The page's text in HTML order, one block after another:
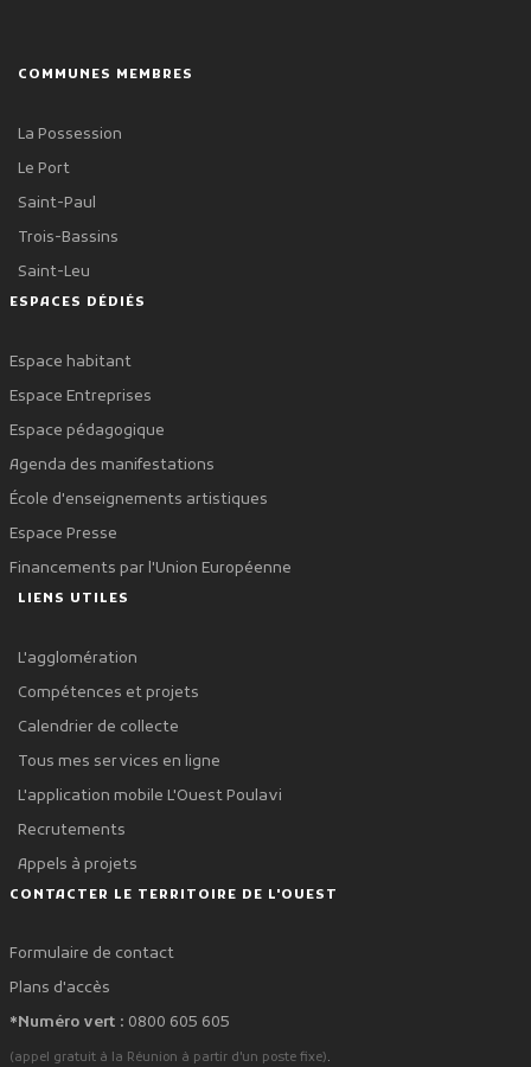
COMMUNES MEMBRES
La Possession
Le Port
Saint-Paul
Trois-Bassins
Saint-Leu
ESPACES DÉDIÉS
Espace habitant
Espace Entreprises
Espace pédagogique
Agenda des manifestations
École d'enseignements artistiques
Espace Presse
Financements par l'Union Européenne
LIENS UTILES
L'agglomération
Compétences et projets
Calendrier de collecte
Tous mes services en ligne
L'application mobile L'Ouest Poulavi
Recrutements
Appels à projets
CONTACTER LE TERRITOIRE DE L'OUEST
Formulaire de contact
Plans d'accès
*Numéro vert : 0800 605 605
(appel gratuit à la Réunion à partir d'un poste fixe).